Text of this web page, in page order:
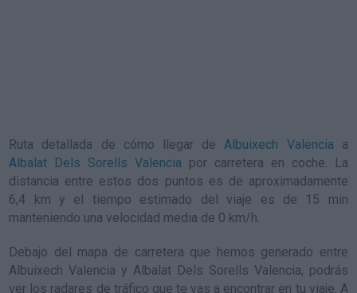
Ruta detallada de cómo llegar deAlbuixech Valencia a
Albalat Dels Sorells Valencia por carretera en coche. La
distancia entre estos dos puntos es de aproximadamente
6,4 km y el tiempo estimado del viaje es de 15 min
manteniendo una velocidad media de 0 km/h.
Debajo del mapa de carretera que hemos generado entre
Albuixech Valencia y Albalat Dels Sorells Valencia, podrás
ver los radares de tráfico que te vas a encontrar en tu viaje. A